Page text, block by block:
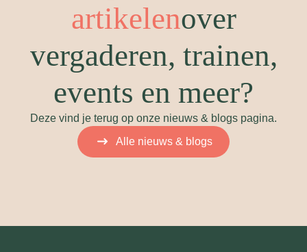
artikelenover
vergaderen, trainen,
events en meer?
Deze vind je terug op onze nieuws & blogs pagina.
Alle nieuws & blogs